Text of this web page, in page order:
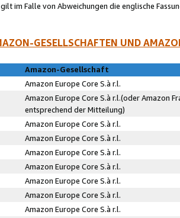
im Falle von Abweichungen die englische
GESELLSCHAFTEN UND
Amazon-Gesellschaft
Amazon Europe Core S.à r.l.
Amazon Europe Core S.à r.l.(oder Amazon
entsprechend der Mitteilung)
Amazon Europe Core S.à r.l.
Amazon Europe Core S.à r.l.
Amazon Europe Core S.à r.l.
Amazon Europe Core S.à r.l.
Amazon Europe Core S.à r.l.
Amazon Europe Core S.à r.l.
Amazon Europe Core S.à r.l.